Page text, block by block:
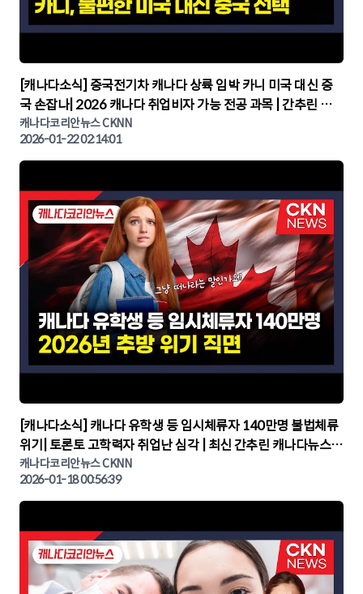
▶
[캐나다소식] 중국전기차 캐나다 상륙 임박 카니 미국 대신 중
국 손잡나| 2026 캐나다 취업비자 가능 전공 과목 | 간추린 캐
나다뉴스 | CKNNEWS, 캐나다코리안뉴스
캐나다코리안뉴스 CKNN
2026-01-22 02:14:01
▶
[캐나다소식] 캐나다 유학생 등 임시체류자 140만명 불법체류
위기| 토론토 고학력자 취업난 심각 | 최신 간추린 캐나다뉴스 |
CKNNEWS, 캐나다코리안뉴스
캐나다코리안뉴스 CKNN
2026-01-18 00:56:39